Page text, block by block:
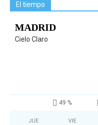
El tiempo
MADRID
Cielo Claro
49 %
JUE VIE